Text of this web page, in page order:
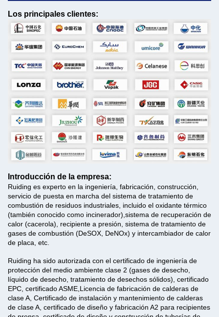
Los principales clientes:
Introducción de la empresa:
Ruiding es experto en la ingeniería, fabricación, construcción,
servicio de puesta en marcha del sistema de tratamiento de
combustión de residuos industriales, incluido el oxidante térmico
(también conocido como incinerador),sistema de recuperación de
calor (cacerola), recipiente a presión, sistema de tratamiento de
gases de combustión (DeSOX, DeNOx) y intercambiador de calor
de placa, etc.
Ruiding ha sido autorizada con el certificado de ingeniería de
protección del medio ambiente clase 2 (gases de desecho,
líquido de desecho, tratamiento de desechos sólidos), certificado
EPC, certificado ASME,Licencia de fabricación de calderas de
clase A, Certificado de instalación y mantenimiento de calderas
de clase A, certificado de diseño y fabricación A2 para recipientes